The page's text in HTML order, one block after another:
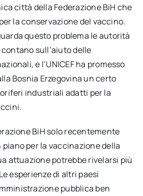
città della Federazione BiH che
la conservazione del vaccino.
questo problema le autorità
sull’aiuto delle
e l’UNICEF ha promesso
Bosnia Erzegovina un certo
industriali adatti per la
BiH solo recentemente
per la vaccinazione della
attuazione potrebbe rivelarsi più
esperienze di altri paesi
pubblica ben